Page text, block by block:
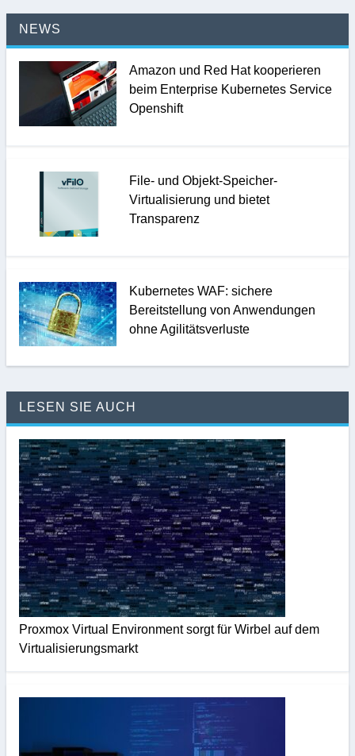
NEWS
Amazon und Red Hat kooperieren
beim Enterprise Kubernetes Service
Openshift
File- und Objekt-Speicher-
Virtualisierung und bietet
Transparenz
Kubernetes WAF: sichere
Bereitstellung von Anwendungen
ohne Agilitätsverluste
LESEN SIE AUCH
Proxmox Virtual Environment sorgt für Wirbel auf dem
Virtualisierungsmarkt